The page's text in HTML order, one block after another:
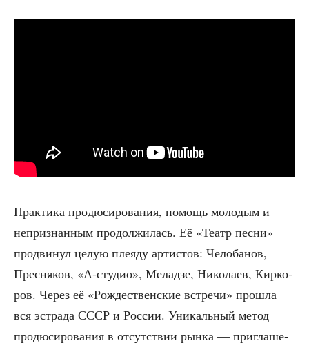
Прак­ти­ка про­дю­си­ро­ва­ния, помощь моло­дым и
непри­знан­ным про­дол­жи­лась. Её «Театр пес­ни»
про­дви­нул целую пле­я­ду арти­стов: Чело­ба­нов,
Прес­ня­ков, «А‑студио», Мелад­зе, Нико­ла­ев, Кир­ко­
ров. Через её «Рож­де­ствен­ские встре­чи» про­шла
вся эст­ра­да СССР и Рос­сии. Уни­каль­ный метод
про­дю­си­ро­ва­ния в отсут­ствии рын­ка — при­гла­ше­